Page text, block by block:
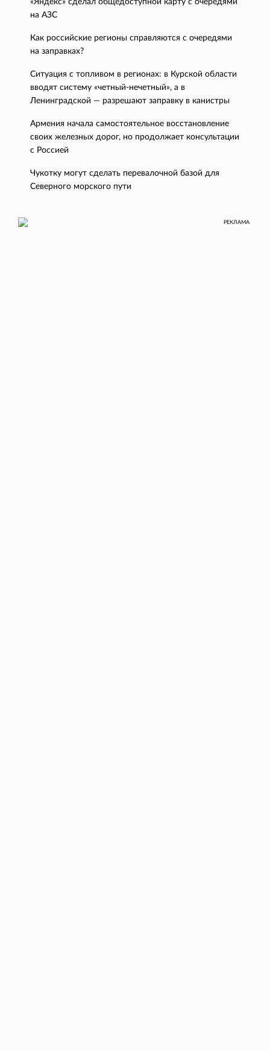
«Яндекс» сделал общедоступной карту с очередями
на АЗС
Как российские регионы справляются с очередями
на заправках?
Ситуация с топливом в регионах: в Курской области
вводят систему «четный-нечетный», а в
Ленинградской — разрешают заправку в канистры
Армения начала самостоятельное восстановление
своих железных дорог, но продолжает консультации
с Россией
Чукотку могут сделать перевалочной базой для
Северного морского пути
РЕКЛАМА